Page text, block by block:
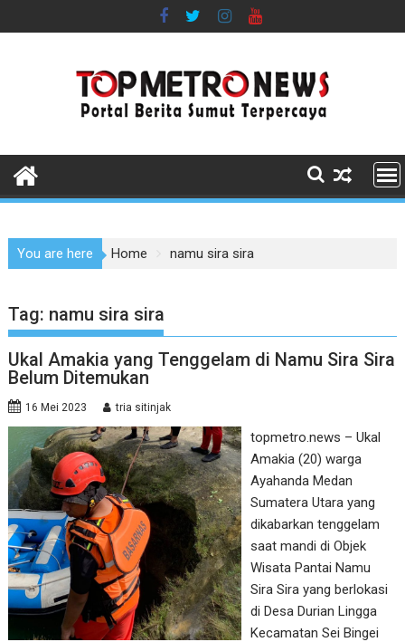
to
You are here Home namu sira sira
Tag: namu sira sira
Ukal Amakia yang Tenggelam di Namu Sira Sira
Belum Ditemukan
16 Mei 2023 tria sitinjak
topmetro.news – Ukal
Amakia (20) warga
Ayahanda Medan
Sumatera Utara yang
dikabarkan tenggelam
saat mandi di Objek
Wisata Pantai Namu
Sira Sira yang berlokasi
di Desa Durian Lingga
Kecamatan Sei Bingei